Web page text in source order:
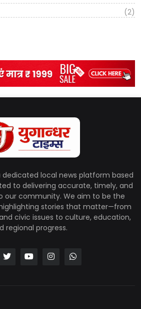
(2)
dedicated local news platform based
to delivering accurate, timely, and
our community. We aim to be the
stories that matter—from
civic issues to culture, education,
regional progress.